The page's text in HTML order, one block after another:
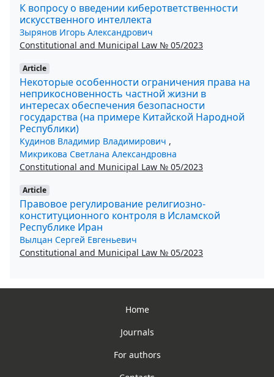
К вопросу о введении киберответственности
искусственного интеллекта
Зырянов Игорь Александрович
Constitutional and Municipal Law № 05/2023
Article
Некоторые особенности ограничения права на
неприкосновенность частной жизни в
интересах обеспечения безопасности
государства (на примере Китайской Народной
Республики)
Кудинов Владимир Владимирович ,
Микрикова Светлана Александровна
Constitutional and Municipal Law № 05/2023
Article
Правовое регулирование религиозно-
конституционного контроля в Исламской
Республике Иран
Вылцан Сергей Евгеньевич
Constitutional and Municipal Law № 05/2023
Home
Journals
For authors